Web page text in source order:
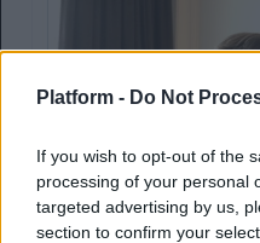
Platform - Do Not
If you wish to opt-out of the
processing of your personal
targeted advertising by us,
section to confirm your